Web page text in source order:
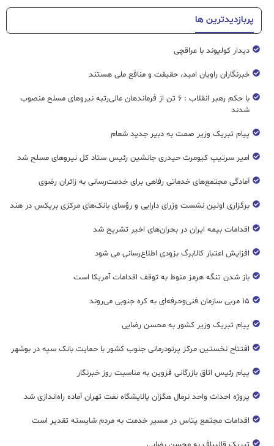
پربازدیدترین ها
دیدار کولیوند با عراقچی
خبرنگاران راویان امید، حقیقت و منافع ملی هستند
با حکم رهبر انقلاب : ۶ تن از فرماندهان عالی‌رتبه نیروهای مسلح منصوب
شدند
پیام تبریک وزیر صمت به دبیر جدید شعام
امیر سرتیپ کیومرث حیدری جانشین رئیس ستاد کل نیروهای مسلح شد
آمادگی مجتمع‌های خدماتی رفاهی برای خدمت‌رسانی به زائران رضوی
برگزاری اولین نشست وزرای دارایی و رؤسای بانک‌های مرکزی بریکس در هند
اقدامات بیمه ایران در بحران‌های اخیر تشریح شد
افزایش اعتبار کالابرگ بزودی اطلاع‌رسانی می شود
باز شدن تنگه هرمز منوط به توقف اقدامات آمریکا است
۱۵ مربی سازمان فنی‌وحرفه‌ای به کره جنوبی می‌روند
پیام تبریک وزیر کشور به محسن رضایی
افتتاح نخستین مرکز پرتودرمانی جنوب کشور با حمایت بانک سپه در بوشهر
پیام رئیس اتاق بازرگانی قزوین به مناسبت روز خبرنگار
پروژه احداث واحد نرمال هگزان پالایشگاه نفت تهران آماده راه‌اندازی شد
اقدامات مجتمع پتاس در مسیر خدمت به مردم شایسته تقدیر است